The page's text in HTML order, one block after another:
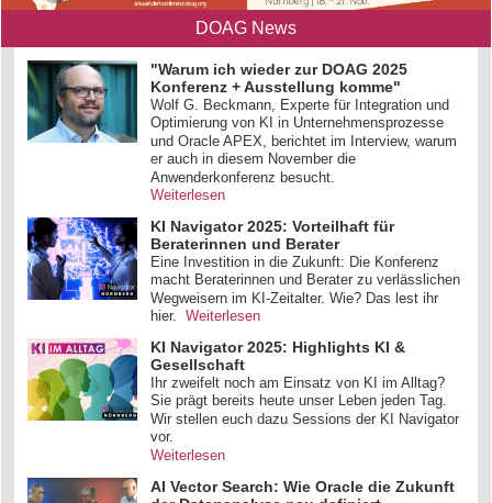
DOAG News
"Warum ich wieder zur DOAG 2025
Konferenz + Ausstellung komme"
Wolf G. Beckmann, Experte für Integration und
Optimierung von KI in Unternehmensprozesse
und Oracle APEX, berichtet im Interview, warum
er auch in diesem November die
Anwenderkonferenz besucht.
Weiterlesen
KI Navigator 2025: Vorteilhaft für
Beraterinnen und Berater
Eine Investition in die Zukunft: Die Konferenz
macht Beraterinnen und Berater zu verlässlichen
Wegweisern im KI-Zeitalter. Wie? Das lest ihr
hier. Weiterlesen
KI Navigator 2025: Highlights KI &
Gesellschaft
Ihr zweifelt noch am Einsatz von KI im Alltag?
Sie prägt bereits heute unser Leben jeden Tag.
Wir stellen euch dazu Sessions der KI Navigator
vor.
Weiterlesen
AI Vector Search: Wie Oracle die Zukunft